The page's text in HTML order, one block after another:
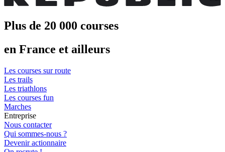
Plus de 20 000 courses
en France et ailleurs
Les courses sur route
Les trails
Les triathlons
Les courses fun
Marches
Entreprise
Nous contacter
Qui sommes-nous ?
Devenir actionnaire